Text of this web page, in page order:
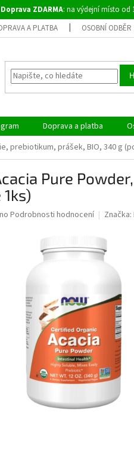
Doprava ZDARMA: na výdejní místo od
A PLATBA OSOBNÍ
Doprava a platba
prebiotikum, prášek, BIO, 340 g
Pure
Podrobnosti hodnocení Značka: